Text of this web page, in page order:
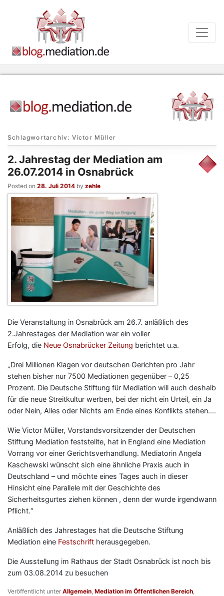
Schlagwortarchiv: Victor Müller
2. Jahrestag der Mediation am
26.07.2014 in Osnabrück
Posted on 28. Juli 2014 by zehle
Die Veranstaltung in Osnabrück am 26.7. anläßlich des
2.Jahrestages der Mediation war ein voller
Erfolg, die Neue Osnabrücker Zeitung berichtet u.a.
„Drei Millionen Klagen vor deutschen Gerichten pro Jahr
stehen bisher nur 7500 Mediationen gegenüber – 0,25
Prozent. Die Deutsche Stiftung für Mediation will auch deshalb
für die neue Streitkultur werben, bei der nicht ein Urteil, ein Ja
oder Nein, Alles oder Nichts am Ende eines Konflikts stehen….
Wie Victor Müller, Vorstandsvorsitzender der Deutschen
Stiftung Mediation feststellte, hat in England eine Mediation
Vorrang vor einer Gerichtsverhandlung. Mediatorin Angela
Kaschewski wünscht sich eine ähnliche Praxis auch in
Deutschland – und möchte eines Tages auch in dieser
Hinsicht eine Parallele mit der Geschichte des
Sicherheitsgurtes ziehen können , denn der wurde irgendwann
Pflicht.“
Anläßlich des Jahrestages hat die Deutsche Stiftung
Mediation eine Festschrift herausgegeben.
Die Ausstellung im Rathaus der Stadt Osnabrück ist noch bis
zum 03.08.2014 zu besuchen
Veröffentlicht unter Allgemein, Mediation im Öffentlichen Bereich,